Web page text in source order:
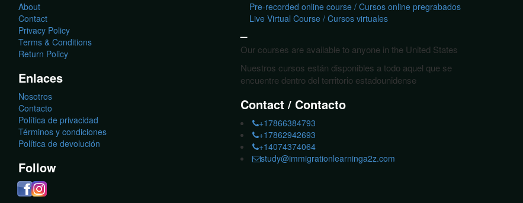
About
Contact
Privacy Policy
Terms & Conditions
Return Policy
Enlaces
Nosotros
Contacto
Política de privacidad
Términos y condiciones
Política de devolución
Follow
Pre-recorded online course / Cursos online pregrabados
Live Virtual Course / Cursos virtuales
Our courses are available to anyone in the United States
Nuestros cursos están disponibles a todo aquel que se
encuentre dentro del territorio estadounidense
Contact / Contacto
+17866384793
+17862942693
+14074374064
study@immigrationlearninga2z.com